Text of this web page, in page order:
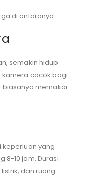
di antaranya:
semakin hidup
kamera cocok bagi
biasanya memakai
keperluan yang
8-10 jam. Durasi
dan ruang